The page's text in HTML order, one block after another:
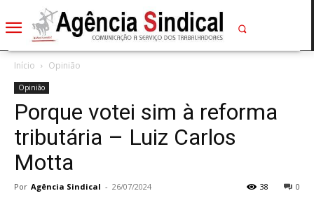
Início Opinião
Opinião
Porque votei sim à reforma
tributária – Luiz Carlos
Motta
Por Agência Sindical - 26/07/2024 0
38